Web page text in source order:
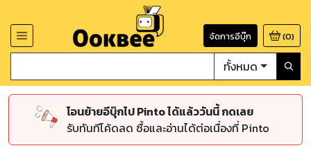
จัดการอีบุ๊ก (0)
ทั้งหมด
โอนย้ายอีบุ๊กไป Pinto ได้แล้ววันนี้ กดเลย
รับทันทีโค้ดลด ซื้อและอ่านได้ต่อเนื่องที่ Pinto